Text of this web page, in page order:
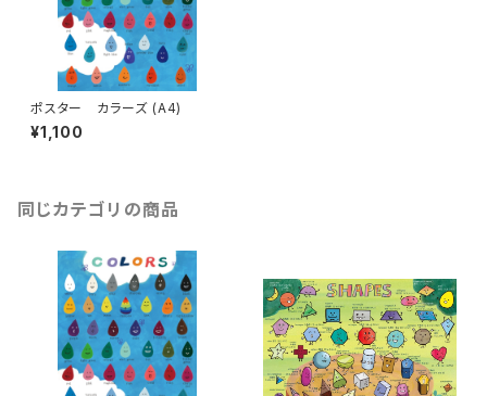
ポスター カラーズ (A4)
¥1,100
同じカテゴリの商品